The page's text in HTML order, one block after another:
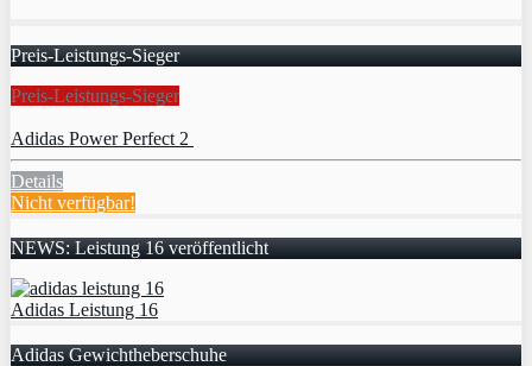
Preis-Leistungs-Sieger
Preis-Leistungs-Sieger
Adidas Power Perfect 2
Details
Nicht verfügbar!
NEWS: Leistung 16 veröffentlicht
Adidas Leistung 16
Adidas Gewichtheberschuhe